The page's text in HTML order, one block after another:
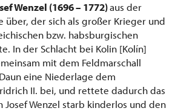
Wenzel (1696 – 1772)aus der
über, der sich als großer Krieger und
bzw. habsburgischen
In der Schlacht bei Kolin [Kolín]
mit dem Feldmarschall
eine Niederlage dem
II. bei, und rettete dadurch das
Josef Wenzel starb kinderlos und den